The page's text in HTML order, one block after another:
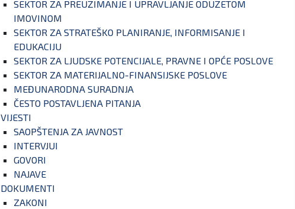
SEKTOR ZA PREUZIMANJE I UPRAVLJANJE ODUZETOM
IMOVINOM
SEKTOR ZA STRATEŠKO PLANIRANJE, INFORMISANJE I
EDUKACIJU
SEKTOR ZA LJUDSKE POTENCIJALE, PRAVNE I OPĆE POSLOVE
SEKTOR ZA MATERIJALNO-FINANSIJSKE POSLOVE
MEĐUNARODNA SURADNJA
ČESTO POSTAVLJENA PITANJA
VIJESTI
SAOPŠTENJA ZA JAVNOST
INTERVJUI
GOVORI
NAJAVE
DOKUMENTI
ZAKONI